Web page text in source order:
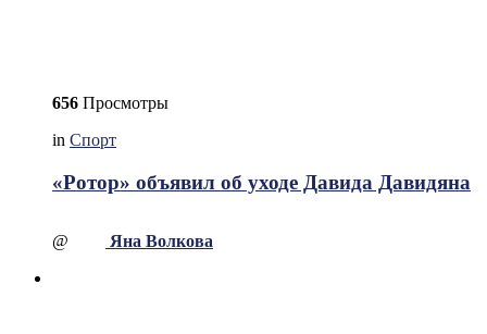
656 Просмотры
in Спорт
«Ротор» объявил об уходе Давида Давидяна
@ Яна Волкова